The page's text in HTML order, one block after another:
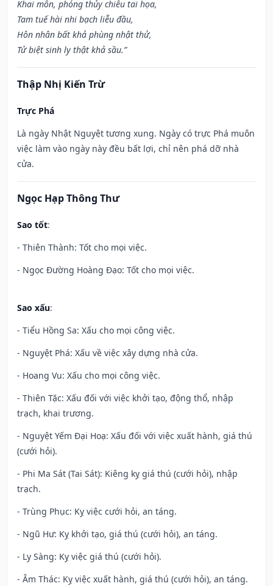
Khai môn, phóng thủy chiêu tai họa,
Tam tuế hài nhi bạch liễu đầu,
Hôn nhân bất khả phùng nhật thử,
Tử biệt sinh ly thật khả sầu.”
Thập Nhị Kiến Trừ
Trực Phá
Là ngày Nhật Nguyệt tương xung. Ngày có trực Phá muôn
việc làm vào ngày này đều bất lợi, chỉ nên phá dỡ nhà
cửa.
Ngọc Hạp Thông Thư
Sao tốt:
- Thiên Thành: Tốt cho mọi việc.
- Ngọc Đường Hoàng Đạo: Tốt cho mọi việc.
Sao xấu:
- Tiểu Hồng Sa: Xấu cho mọi công việc.
- Nguyệt Phá: Xấu về việc xây dựng nhà cửa.
- Hoang Vu: Xấu cho mọi công việc.
- Thiên Tặc: Xấu đối với việc khởi tạo, động thổ, nhập
trạch, khai trương.
- Nguyệt Yếm Đại Hoạ: Xấu đối với việc xuất hành, giá thú
(cưới hỏi).
- Phi Ma Sát (Tai Sát): Kiêng kỵ giá thú (cưới hỏi), nhập
trạch.
- Trùng Phục: Kỵ việc cưới hỏi, an táng.
- Ngũ Hư: Kỵ khởi tạo, giá thú (cưới hỏi), an táng.
- Ly Sàng: Kỵ việc giá thú (cưới hỏi).
- Âm Thác: Kỵ việc xuất hành, giá thú (cưới hỏi), an táng.